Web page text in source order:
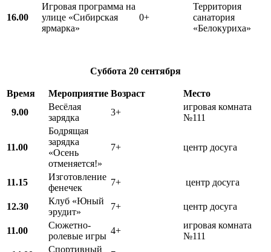
16.00
Игровая программа на
улице «Сибирская
ярмарка»
0+
Территория
санатория
«Белокуриха»
Суббота 20 сентября
Время Мероприятие Возраст
Место
9.00
Весёлая
зарядка
3+
игровая комната
№111
11.00
Бодрящая
зарядка
«Осень
отменяется!»
7+ центр досуга
11.15
Изготовление
фенечек
7+ центр досуга
12.30
Клуб «Юный
эрудит»
7+ центр досуга
11.00
Сюжетно-
ролевые игры
4+
игровая комната
№111
Спортивный